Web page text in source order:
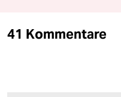
41 Kommentare